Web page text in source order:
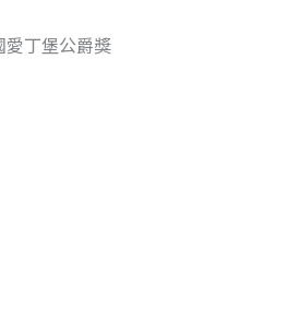
丁堡公爵獎